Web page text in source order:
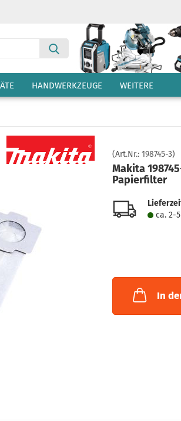
Suche...
HANDWERKZEUGE WEITERE
(Art.Nr.:198745-3)
Makita
Papierfilter
ca. 2-
In